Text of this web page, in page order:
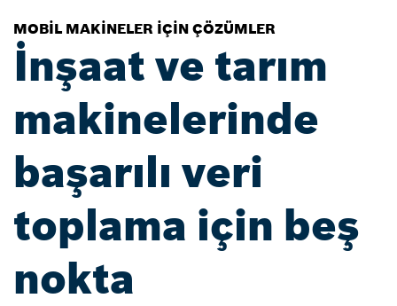
MOBIL MAKINELER IÇIN ÇÖZÜMLER
İnşaat ve tarım
makinelerinde
başarılı veri
toplama için beş
nokta